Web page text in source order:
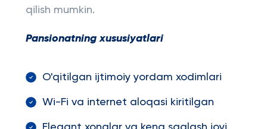
qilish mumkin.
Pansionatning xususiyatlari
O'qitilgan ijtimoiy yordam xodimlari
Wi-Fi va internet aloqasi kiritilgan